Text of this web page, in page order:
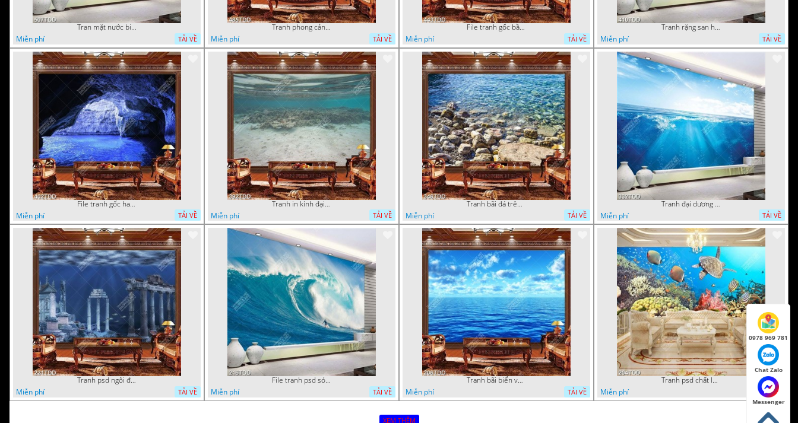
Tran mặt nước biển chất lượng cao
Miễn phí
TẢI VỀ
Tranh phong cảnh hàng dừa trên biển
Miễn phí
TẢI VỀ
File tranh gốc bầu trời và đại dương xanh
Miễn phí
TẢI VỀ
Tranh rặng san hô dưới đại dương
Miễn phí
TẢI VỀ
File tranh gốc hang động đẹp
Miễn phí
TẢI VỀ
Tranh in kính đại dương chất lượng cao
Miễn phí
TẢI VỀ
Tranh bãi đá trên biển đẹp độc đáo
Miễn phí
TẢI VỀ
Tranh đại dương 3D đẹp file psd
Miễn phí
TẢI VỀ
Tranh psd ngôi đền dưới đáy địa dương chất lượng cao
Miễn phí
TẢI VỀ
File tranh psd sóng thần
Miễn phí
TẢI VỀ
Tranh bãi biển và bầu trời xanh file psd
Miễn phí
TẢI VỀ
Tranh psd chất lượng cao san hô đại dương đẹp độc đáo
Miễn phí
TẢI VỀ
XEM THÊM
0978 969 781
Chat Zalo
Messenger